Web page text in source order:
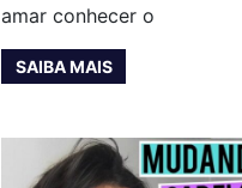
amar conhecer o
SAIBA MAIS